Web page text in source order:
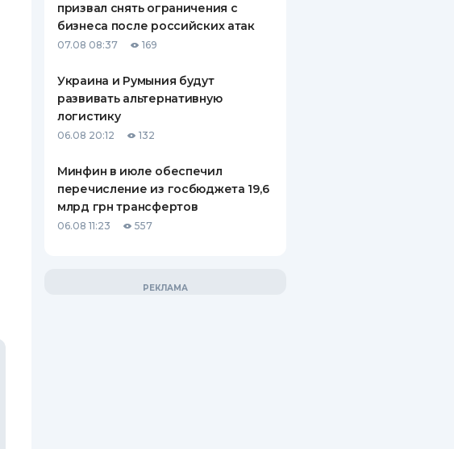
призвал снять ограничения с
бизнеса после российских атак
07.08 08:37 169
Украина и Румыния будут
развивать альтернативную
логистику
06.08 20:12 132
Минфин в июле обеспечил
перечисление из госбюджета 19,6
млрд грн трансфертов
06.08 11:23 557